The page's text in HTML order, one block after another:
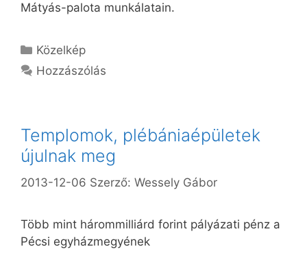
Mátyás-palota munkálatain.
Kategória
Közelkép
Hozzászólás
Templomok, plébániaépületek
újulnak meg
2013-12-06 Szerző: Wessely Gábor
Több mint hárommilliárd forint pályázati pénz a
Pécsi egyházmegyének